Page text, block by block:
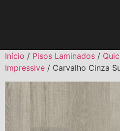
Início / Pisos Laminados /
Impressive / Carvalho Cinza